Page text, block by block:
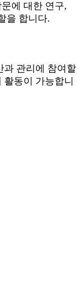
에 대한 연구,
을 합니다.
과 관리에 참여할
동이 가능합니